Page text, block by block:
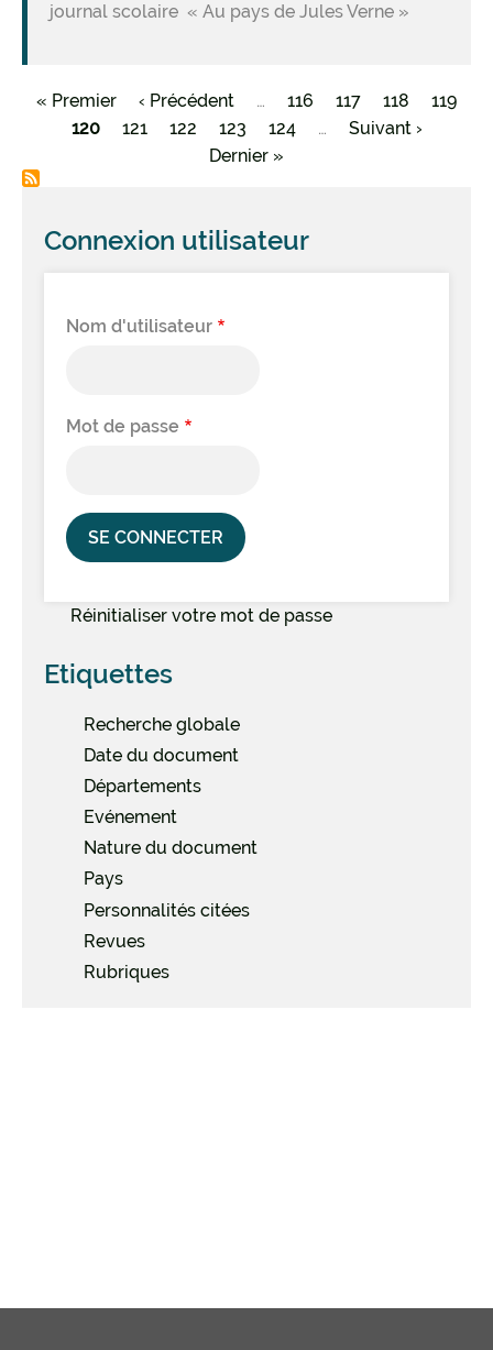
Connexion utilisateur
Nom d'utilisateur
Mot de passe
Réinitialiser votre mot de passe
Etiquettes
Recherche globale
Date du document
Départements
Evénement
Nature du document
Pays
Personnalités citées
Revues
Rubriques
journal scolaire « Au pays de Jules Verne »
Pagination
Première
page
« Premier
Page
précédente
‹ Précédent … Page
116 Page
117 Page
118 Page
119
Page
120 Page
121 Page
122 Page
123 Page
124 …
Page
Suivant ›
Dernière
Dernier »